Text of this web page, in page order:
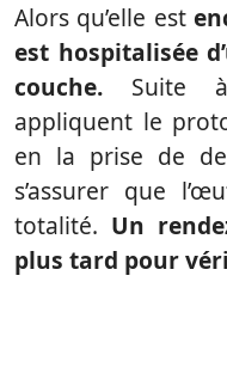
Alors qu’elle est
est hospitalisée
couche. Suite à
appliquent le
en la prise de
s’assurer que
totalité. Un
plus tard pour